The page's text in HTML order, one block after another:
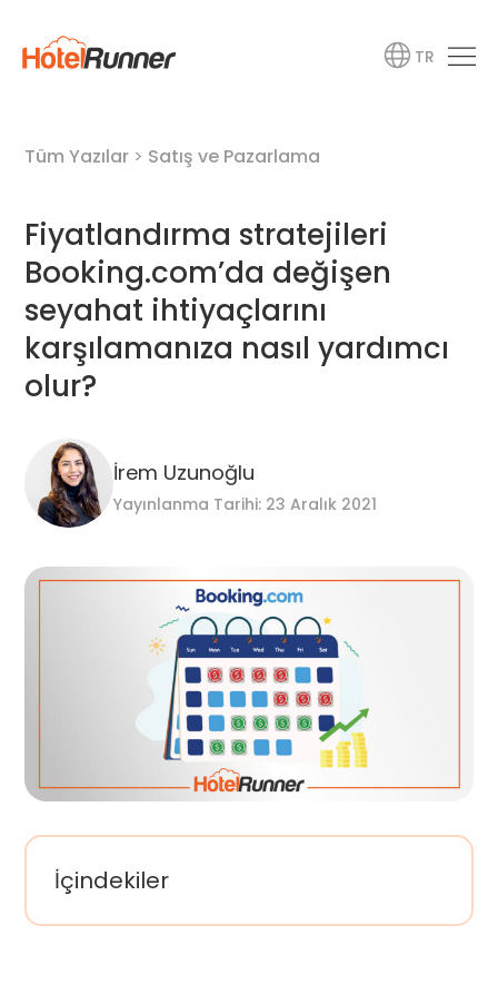
TR
Tüm Yazılar > Satış ve Pazarlama
Fiyatlandırma stratejileri
Booking.com’da değişen
seyahat ihtiyaçlarını
karşılamanıza nasıl yardımcı
olur?
İrem Uzunoğlu
Yayınlanma Tarihi: 23 Aralık 2021
İçindekiler